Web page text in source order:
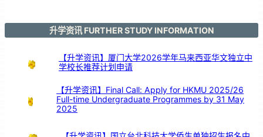
升学资讯 FURTHER STUDY INFORMATION
【升学资讯】厦门大学2026学年马来西亚华文独立中
学校长推荐计划申请
【升学资讯】Final Call: Apply for HKMU 2025/26
Full-time Undergraduate Programmes by 31 May
2025